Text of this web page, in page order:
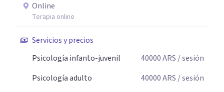
Online
Terapia online
Servicios y precios
Psicología infanto-juvenil
40000ARS / sesión
Psicología adulto
40000ARS / sesión